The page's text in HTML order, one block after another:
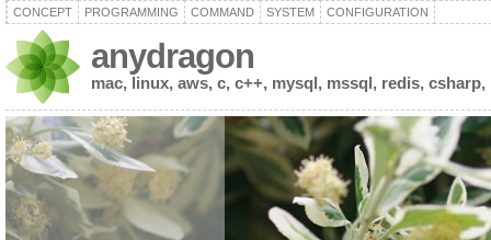
CONCEPT PROGRAMMING COMMAND SYSTEM CONFIGURATION
anydragon
mac, linux, aws, c, c++, mysql, mssql, redis,